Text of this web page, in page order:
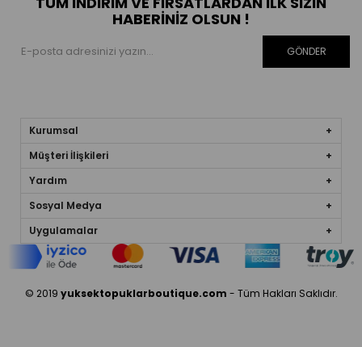
HABERINIZ OLSUN !
GÖNDER
Kurumsal
Müşteri İlişkileri
Yardım
Sosyal Medya
Uygulamalar
© 2019 yuksektopuklarboutique.com - Tüm Hakları Saklıdır.